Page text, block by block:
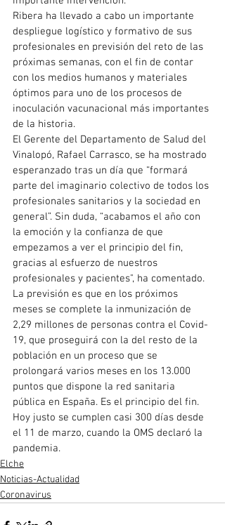
Ribera ha llevado a cabo un importante
despliegue logístico y formativo de sus
profesionales en previsión del reto de las
próximas semanas, con el fin de contar
con los medios humanos y materiales
óptimos para uno de los procesos de
inoculación vacunacional más importantes
de la historia.
El Gerente del Departamento de Salud del
Vinalopó, Rafael Carrasco, se ha mostrado
esperanzado tras un día que “formará
parte del imaginario colectivo de todos los
profesionales sanitarios y la sociedad en
general”. Sin duda, “acabamos el año con
la emoción y la confianza de que
empezamos a ver el principio del fin,
gracias al esfuerzo de nuestros
profesionales y pacientes", ha comentado.
La previsión es que en los próximos
meses se complete la inmunización de
2,29 millones de personas contra el Covid-
19, que proseguirá con la del resto de la
población en un proceso que se
prolongará varios meses en los 13.000
puntos que dispone la red sanitaria
pública en España. Es el principio del fin.
Hoy justo se cumplen casi 300 días desde
el 11 de marzo, cuando la OMS declaró la
pandemia.
Elche
Noticias-Actualidad
Coronavirus